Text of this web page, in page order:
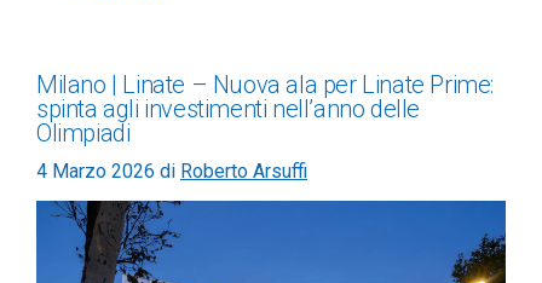
Milano | Linate – Nuova ala per Linate Prime:
spinta agli investimenti nell’anno delle
Olimpiadi
4 Marzo 2026 di Roberto Arsuffi